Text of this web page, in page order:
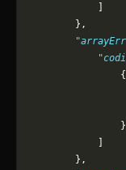
        },
                {
                }
        },